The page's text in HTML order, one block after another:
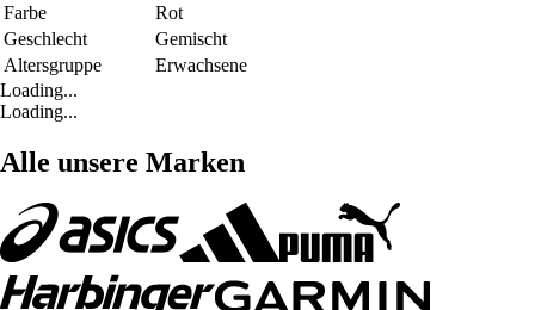
Farbe
Rot
Geschlecht
Gemischt
Altersgruppe
Erwachsene
Loading...
Loading...
Alle unsere Marken